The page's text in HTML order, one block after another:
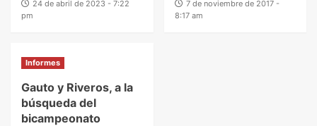
24 de abril de 2023 - 7:22
pm
7 de noviembre de 2017 -
8:17 am
Informes
Gauto y Riveros, a la
búsqueda del
bicampeonato